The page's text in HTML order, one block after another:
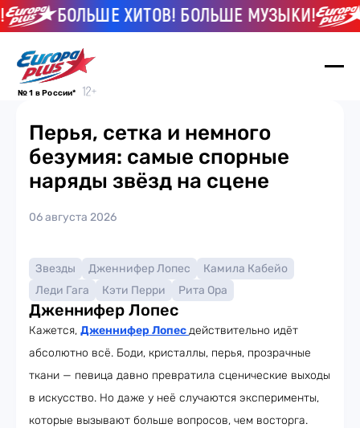
БОЛЬШЕ ХИТОВ! БОЛЬШЕ МУЗЫКИ!
№ 1 в России*
Перья, сетка и немного
безумия: самые спорные
наряды звёзд на сцене
06 августа 2026
Звезды Дженнифер Лопес
Камила Кабейо
Леди Гага
Кэти Перри Рита Ора
Дженнифер Лопес
Кажется, Дженнифер Лопесдействительно идёт
абсолютно всё. Боди, кристаллы, перья, прозрачные
ткани — певица давно превратила сценические выходы
в искусство. Но даже у неё случаются эксперименты,
которые вызывают больше вопросов, чем восторга.